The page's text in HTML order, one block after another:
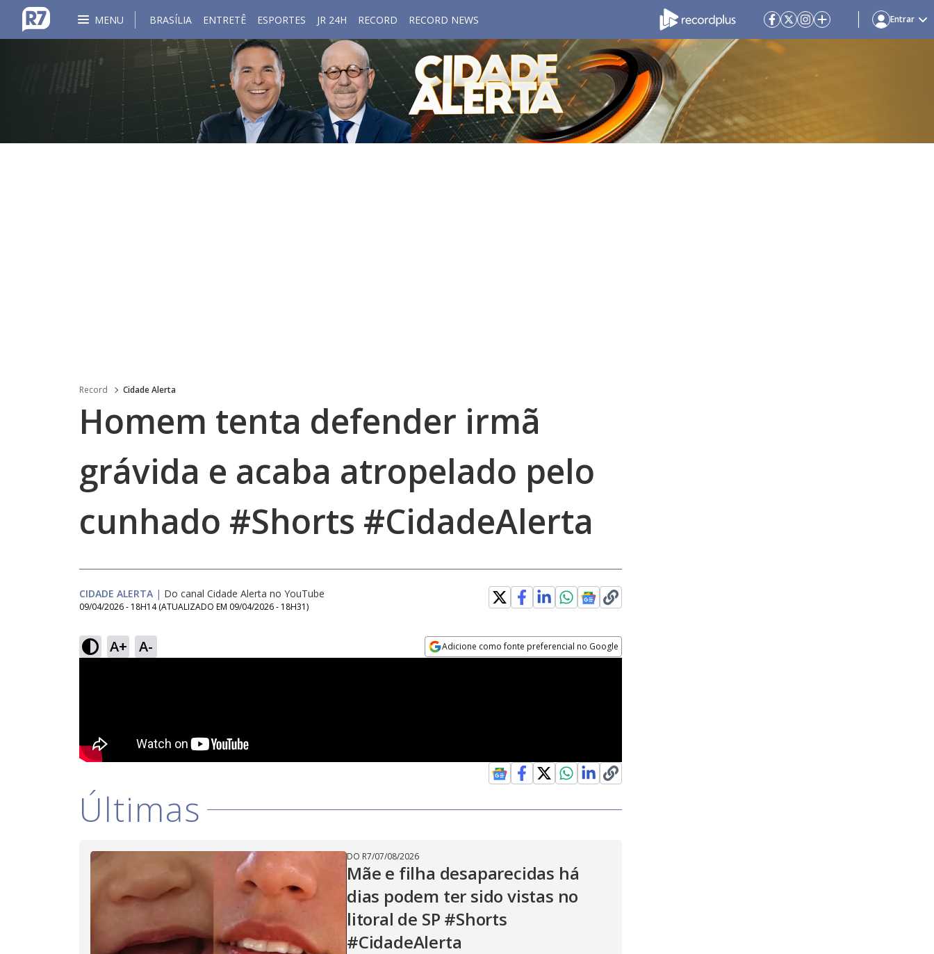
MENU BRASÍLIA ENTRETÊ ESPORTES JR 24H RECORD RECORD NEWS Entrar
Record Cidade Alerta
Homem tenta defender irmã
grávida e acaba atropelado pelo
cunhado #Shorts #CidadeAlerta
CIDADE ALERTA | Do canal Cidade Alerta no YouTube
09/04/2026 - 18H14 (ATUALIZADO EM 09/04/2026 - 18H31)
A+ A- Adicione como fonte preferencial no Google
Últimas
DO R7/07/08/2026
Mãe e filha desaparecidas há
dias podem ter sido vistas no
litoral de SP #Shorts
#CidadeAlerta